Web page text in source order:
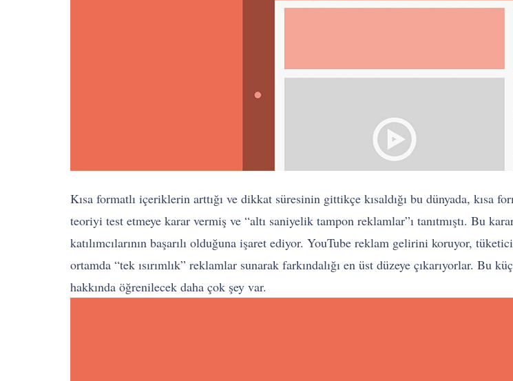
Kısa formatlı içeriklerin arttığı ve dikkat süresinin gittikçe kısaldığı bu dünyada, kısa
teoriyi test etmeye karar vermiş ve “altı saniyelik tampon reklamlar”ı tanıtmıştı. Bu
katılımcılarının başarılı olduğuna işaret ediyor. YouTube reklam gelirini koruyor,
ortamda “tek ısırımlık” reklamlar sunarak farkındalığı en üst düzeye çıkarıyorlar.
hakkında öğrenilecek daha çok şey var.